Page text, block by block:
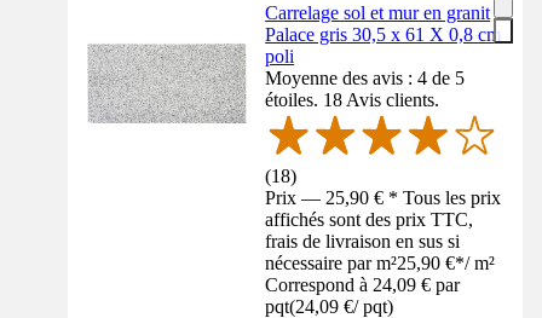
Carrelage sol et mur en granit
Palace gris 30,5 x 61 X 0,8 cm
poli
Moyenne des avis : 4 de 5
étoiles. 18 Avis clients.
(18)
Prix — 25,90 € * Tous les prix
affichés sont des prix TTC,
frais de livraison en sus si
nécessaire par m²25,90 €*/ m²
Correspond à 24,09 € par
pqt(24,09 €/ pqt)